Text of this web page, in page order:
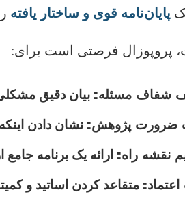
پایان‌نامه قوی و ساختار یافته
پروپوزال فرصتی است برای:
شفاف مسئله: بیان دقیق
ضرورت پژوهش: نشان دادن
نقشه راه: ارائه یک برنامه
متقاعد کردن اساتید و